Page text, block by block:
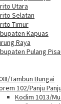
Utara
Selatan
Timur
Kapuas
Raya
Pulang
Tambun Bungai
102/Panju
Kodim 1013/